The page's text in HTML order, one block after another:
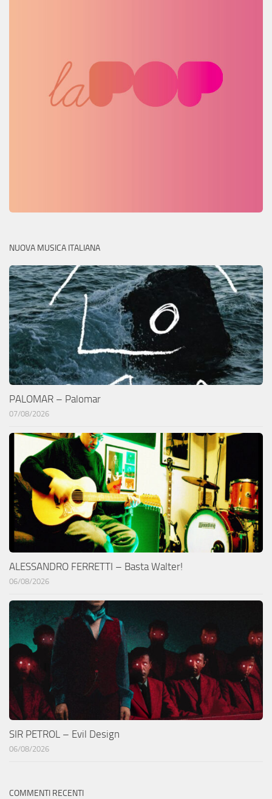
NUOVA MUSICA ITALIANA
PALOMAR – Palomar
07/08/2026
ALESSANDRO FERRETTI – Basta Walter!
06/08/2026
SIR PETROL – Evil Design
06/08/2026
COMMENTI RECENTI